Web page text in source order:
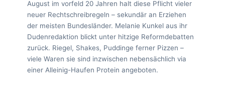
August im vorfeld 20 Jahren halt diese Pflicht vieler
neuer Rechtschreibregeln – sekundär an Erziehen
der meisten Bundesländer. Melanie Kunkel aus ihr
Dudenredaktion blickt unter hitzige Reformdebatten
zurück. Riegel, Shakes, Puddinge ferner Pizzen –
viele Waren sie sind inzwischen nebensächlich via
einer Alleinig-Haufen Protein angeboten.